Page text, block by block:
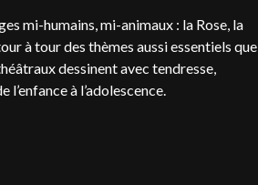
mi-humains, mi-animaux : la Rose, la
à tour des thèmes aussi essentiels que
dessinent avec tendresse,
à l’adolescence.